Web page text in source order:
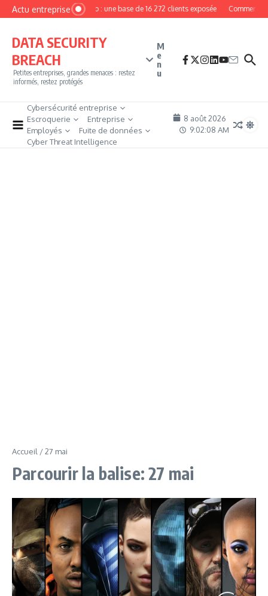
Aller au contenu
Actu entrepriseMyPhoto : une base de 16 272 clients exposée Comment
DATA SECURITY
BREACH
Petites entreprises, grandes menaces : restez
informés, restez protégés
M
e
n
u
Cybersécurité entreprise
Escroquerie
Entreprise
Employés
Fuite de données
Cyber Threat Intelligence
8 août 2026
9:02:08 AM
Accueil /27 mai
Parcourir la balise: 27 mai